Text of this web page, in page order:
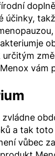
účinky,
určitým
vám
zvládne
a tak toto
vůbec